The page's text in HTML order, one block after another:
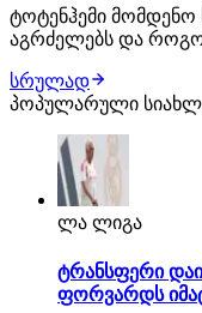
ტოტენჰემი მომდენო
აგრძელებს და
ინფორმაციის
სატრანსფერო
დასამატებლად
სრულად
პოპულარული
ლა ლიგა
ტრანსფერი
ფორვარდს